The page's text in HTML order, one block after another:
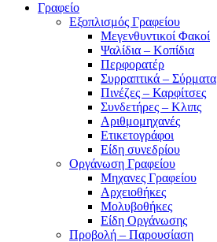
Γραφείο
Εξοπλισμός Γραφείου
Μεγενθυντικοί Φακοί
Ψαλίδια – Κοπίδια
Περφορατέρ
Συρραπτικά – Σύρματα
Πινέζες – Καρφίτσες
Συνδετήρες – Κλιπς
Αριθμομηχανές
Ετικετογράφοι
Είδη συνεδρίου
Οργάνωση Γραφείου
Μηχανες Γραφείου
Αρχειοθήκες
Μολυβοθήκες
Είδη Οργάνωσης
Προβολή – Παρουσίαση